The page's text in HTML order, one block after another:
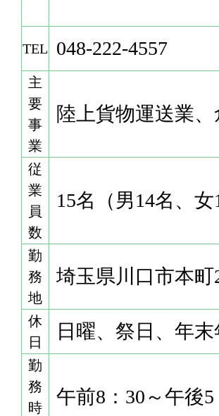
TEL 048-222-4557
主
要
事
業
陸上貨物運送業
従
業
員
数
15名（男14名、女
勤
務
地
埼玉県川口市本町
休
日
日曜、祭日、年
勤
務
時
午前8：30～午後5